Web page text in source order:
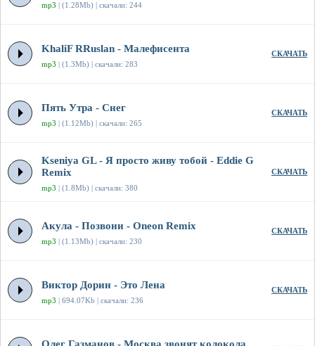
mp3 | (1.28Mb) | скачали: 244
KhaliF RRuslan - Малефисента
mp3 | (1.3Mb) | скачали: 283
СКАЧАТЬ
Пять Утра - Снег
mp3 | (1.12Mb) | скачали: 265
СКАЧАТЬ
Kseniya GL - Я просто живу тобой - Eddie G
Remix
mp3 | (1.8Mb) | скачали: 380
СКАЧАТЬ
Акула - Позвони - Oneon Remix
mp3 | (1.13Mb) | скачали: 230
СКАЧАТЬ
Виктор Дорин - Это Лена
mp3 | 694.07Kb | скачали: 236
СКАЧАТЬ